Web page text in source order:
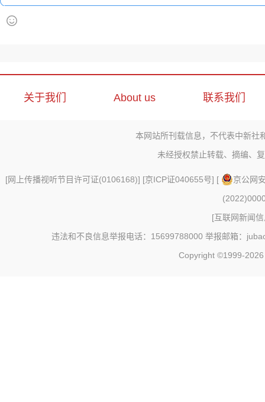
关于我们 About us 联系我们
本网站所刊载信息，不代表中新社
未经授权禁止转载、摘编、
[网上传播视听节目许可证(0106168)] [京ICP证040655号] [
京公网
[互联网新闻
违法和不良信息举报电话：15699788000 举报邮箱：
Copyright ©1999-